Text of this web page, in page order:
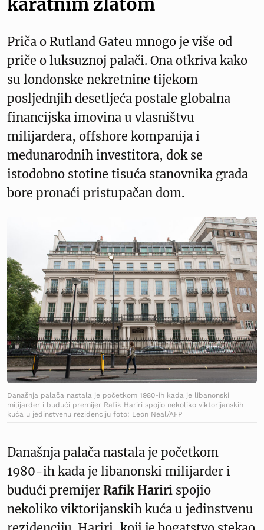
Priča o Rutland Gateu mnogo je više od
priče o luksuznoj palači. Ona otkriva kako
su londonske nekretnine tijekom
posljednjih desetljeća postale globalna
financijska imovina u vlasništvu
milijardera, offshore kompanija i
međunarodnih investitora, dok se
istodobno stotine tisuća stanovnika grada
bore pronaći pristupačan dom.
Današnja palača nastala je početkom 1980-ih kada je libanonski
milijarder i budući premijer Rafik Hariri spojio nekoliko viktorijanskih
kuća u jedinstvenu rezidenciju foto: Leon Neal/AFP
Današnja palača nastala je početkom
1980-ih kada je libanonski milijarder i
budući premijer Rafik Hariri spojio
nekoliko viktorijanskih kuća u jedinstvenu